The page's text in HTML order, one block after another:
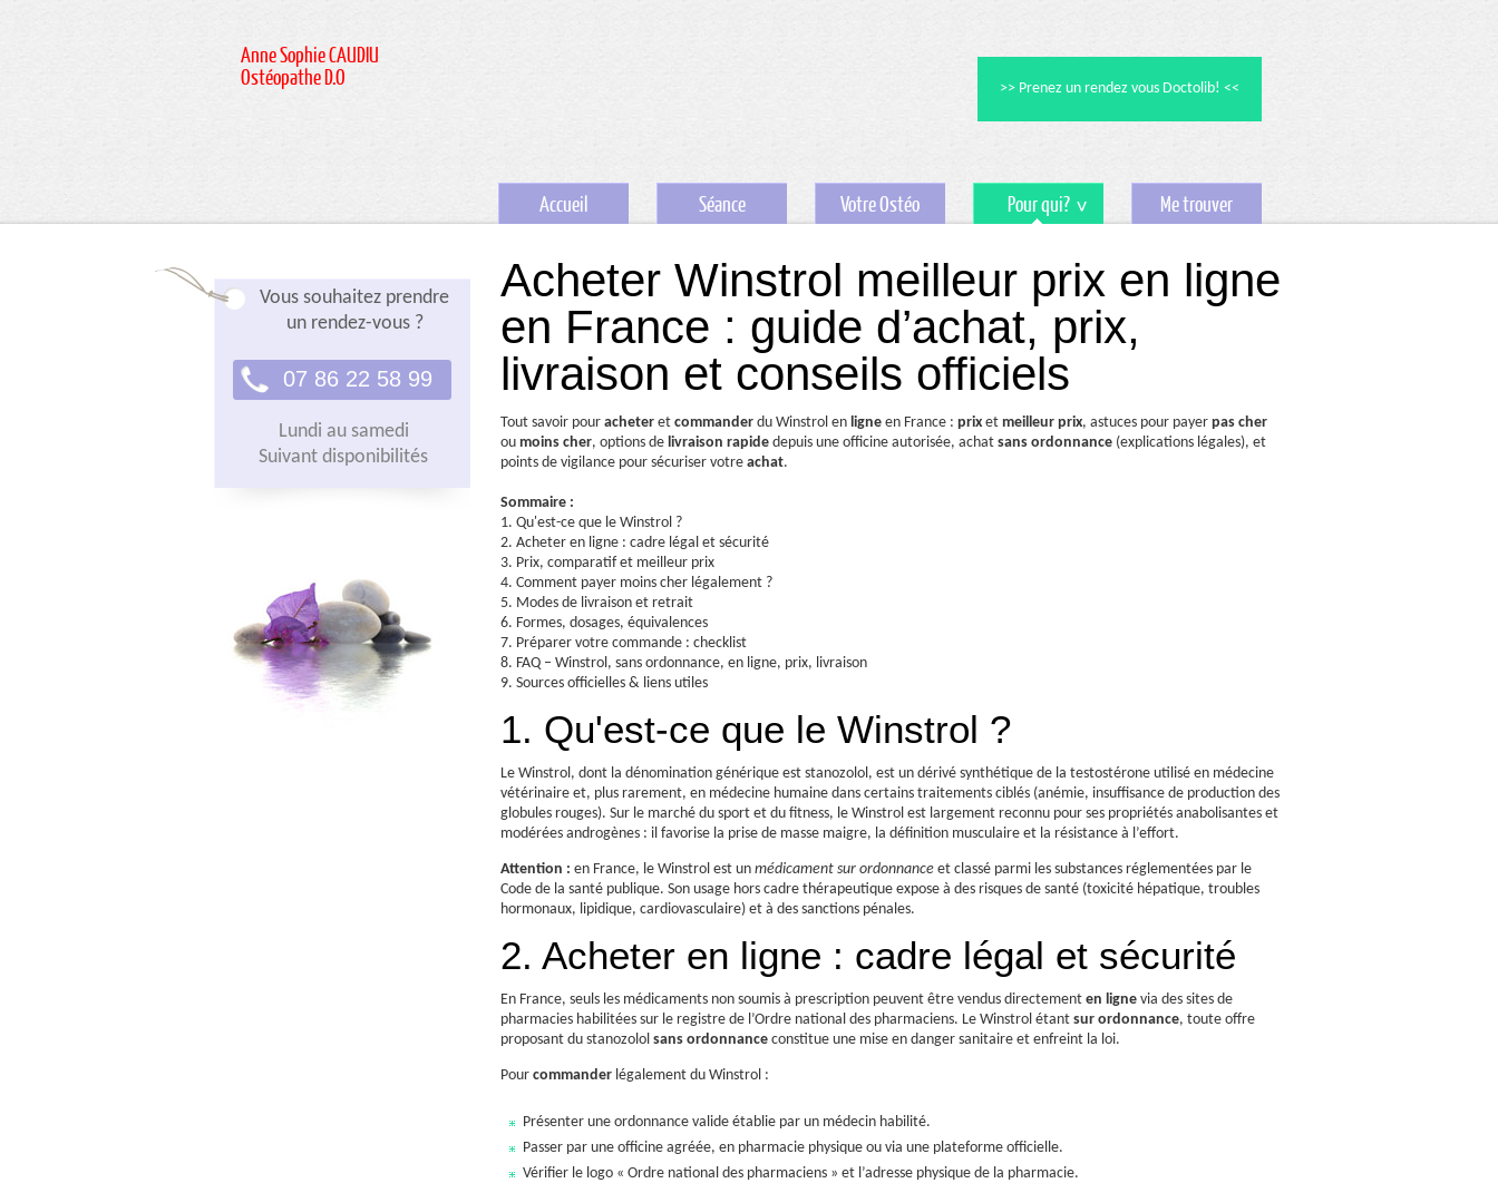
Anne Sophie CAUDIU
Ostéopathe D.O
>> Prenez un rendez vous Doctolib! <<
Accueil Séance Votre Ostéo Pour qui? Me trouver
Vous souhaitez prendre
un rendez-vous ?
07 86 22 58 99
Lundi au samedi
Suivant disponibilités
Acheter Winstrol meilleur prix en ligne
en France : guide d’achat, prix,
livraison et conseils officiels
Tout savoir pour acheter et commander du Winstrol en ligne en France : prix et meilleur prix, astuces pour payer pas cher
ou moins cher, options de livraison rapide depuis une officine autorisée, achat sans ordonnance (explications légales), et
points de vigilance pour sécuriser votre achat.
Sommaire :
1. Qu'est-ce que le Winstrol ?
2. Acheter en ligne : cadre légal et sécurité
3. Prix, comparatif et meilleur prix
4. Comment payer moins cher légalement ?
5. Modes de livraison et retrait
6. Formes, dosages, équivalences
7. Préparer votre commande : checklist
8. FAQ – Winstrol, sans ordonnance, en ligne, prix, livraison
9. Sources officielles & liens utiles
1. Qu'est-ce que le Winstrol ?
Le Winstrol, dont la dénomination générique est stanozolol, est un dérivé synthétique de la testostérone utilisé en médecine
vétérinaire et, plus rarement, en médecine humaine dans certains traitements ciblés (anémie, insuffisance de production des
globules rouges). Sur le marché du sport et du fitness, le Winstrol est largement reconnu pour ses propriétés anabolisantes et
modérées androgènes : il favorise la prise de masse maigre, la définition musculaire et la résistance à l’effort.
Attention : en France, le Winstrol est un médicament sur ordonnance et classé parmi les substances réglementées par le
Code de la santé publique. Son usage hors cadre thérapeutique expose à des risques de santé (toxicité hépatique, troubles
hormonaux, lipidique, cardiovasculaire) et à des sanctions pénales.
2. Acheter en ligne : cadre légal et sécurité
En France, seuls les médicaments non soumis à prescription peuvent être vendus directement en ligne via des sites de
pharmacies habilitées sur le registre de l’Ordre national des pharmaciens. Le Winstrol étant sur ordonnance, toute offre
proposant du stanozolol sans ordonnance constitue une mise en danger sanitaire et enfreint la loi.
Pour commander légalement du Winstrol :
Présenter une ordonnance valide établie par un médecin habilité.
Passer par une officine agréée, en pharmacie physique ou via une plateforme officielle.
Vérifier le logo « Ordre national des pharmaciens » et l’adresse physique de la pharmacie.